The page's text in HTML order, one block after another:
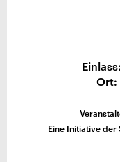
Ort:
Eine Initiative der